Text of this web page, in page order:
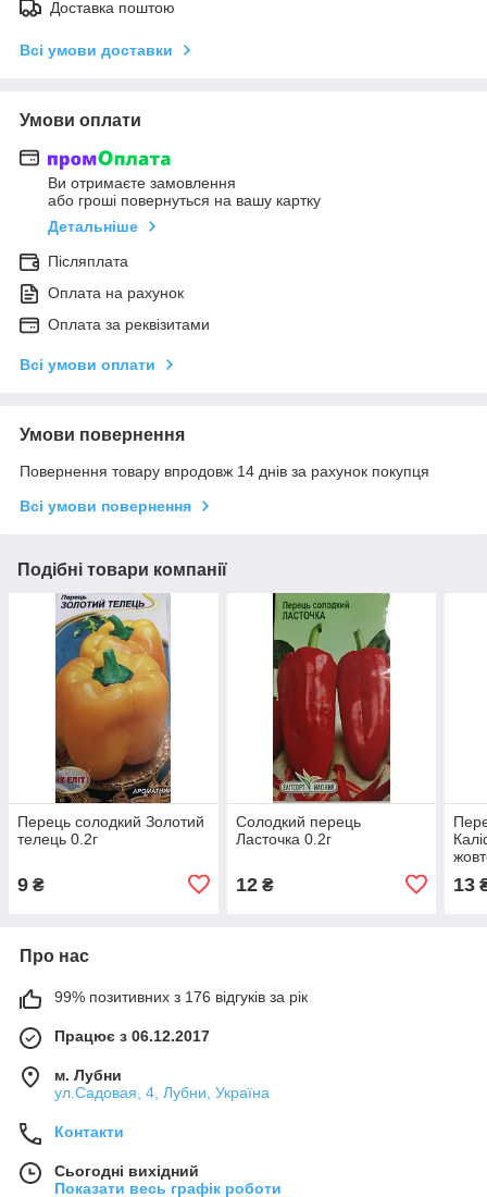
Доставка поштою
Всі умови доставки
Умови оплати
Ви отримаєте замовлення
або гроші повернуться на вашу картку
Детальніше
Післяплата
Оплата на рахунок
Оплата за реквізитами
Всі умови оплати
Умови повернення
Повернення товару впродовж 14 днів за рахунок покупця
Всі умови повернення
Подібні товари компанії
Перець солодкий Золотий
телець 0.2г
9 ₴
Солодкий перець
Ласточка 0.2г
12₴ 13
Про нас
99% позитивних з 176 відгуків за рік
Працює з 06.12.2017
м. Лубни
ул.Садовая, 4, Лубни, Україна
Контакти
Сьогодні вихідний
Показати весь графік роботи